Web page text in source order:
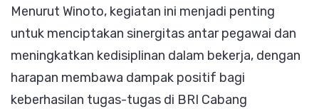
Menurut Winoto, kegiatan ini menjadi penting
untuk menciptakan sinergitas antar pegawai dan
meningkatkan kedisiplinan dalam bekerja, dengan
harapan membawa dampak positif bagi
keberhasilan tugas-tugas di BRI Cabang